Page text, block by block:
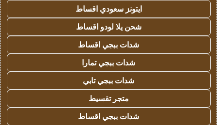
ايتونز سعودي اقساط
شحن يلا لودو اقساط
شدات ببجي اقساط
شدات ببجي تمارا
شدات ببجي تابي
متجر تقسيط
شدات ببجي اقساط